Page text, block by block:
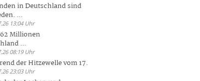
in Deutschland sind
...
13:04 Uhr
Millionen
...
08:19 Uhr
der Hitzewelle vom 17.
23:03 Uhr